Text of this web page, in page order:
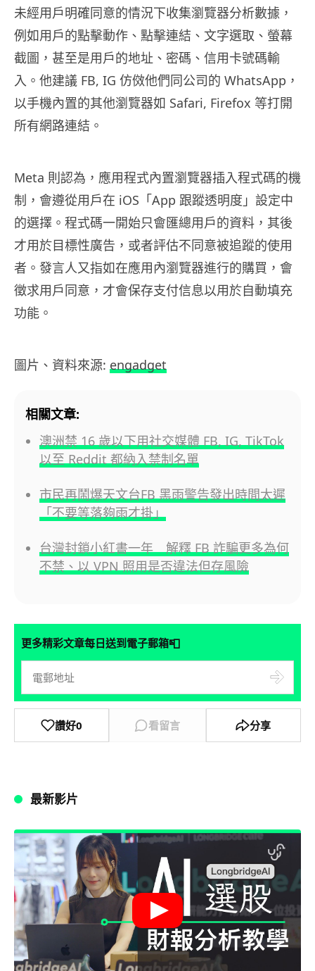
未經用戶明確同意的情況下收集瀏覽器分析數據，
例如用戶的點擊動作、點擊連結、文字選取、螢幕
截圖，甚至是用戶的地址、密碼、信用卡號碼輸
入。他建議 FB, IG 仿傚他們同公司的 WhatsApp，
以手機內置的其他瀏覽器如 Safari, Firefox 等打開
所有網路連結。
Meta 則認為，應用程式內置瀏覽器插入程式碼的機
制，會遵從用戶在 iOS「App 跟蹤透明度」設定中
的選擇。程式碼一開始只會匯總用戶的資料，其後
才用於目標性廣告，或者評估不同意被追蹤的使用
者。發言人又指如在應用內瀏覽器進行的購買，會
徵求用戶同意，才會保存支付信息以用於自動填充
功能。
圖片、資料來源: engadget
相關文章:
澳洲禁 16 歲以下用社交媒體 FB, IG, TikTok
以至 Reddit 都納入禁制名單
市民再鬧爆天文台FB 黑雨警告發出時間太遲
「不要等落夠雨才掛」
台灣封鎖小紅書一年 解釋 FB 詐騙更多為何
不禁、以 VPN 照用是否違法但存風險
更多精彩文章每日送到電子郵箱📮
讚好0 看留言 分享
最新影片